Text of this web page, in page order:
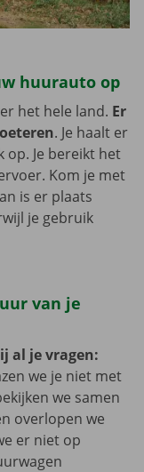
huurauto op
het hele land. Er
. Je haalt er
op. Je bereikt het
Kom je met
is er plaats
je gebruik
van je
al je vragen:
we je niet met
we samen
overlopen we
er niet op